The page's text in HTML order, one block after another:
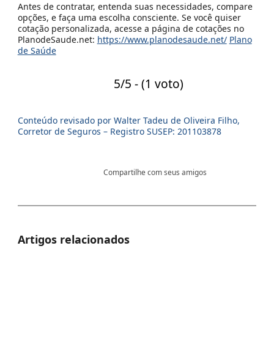
Antes de contratar, entenda suas necessidades, compare
opções, e faça uma escolha consciente. Se você quiser
cotação personalizada, acesse a página de cotações no
PlanodeSaude.net: https://www.planodesaude.net/ Plano
de Saúde
5/5 - (1 voto)
Conteúdo revisado por Walter Tadeu de Oliveira Filho,
Corretor de Seguros – Registro SUSEP: 201103878
Compartilhe com seus amigos
Artigos relacionados